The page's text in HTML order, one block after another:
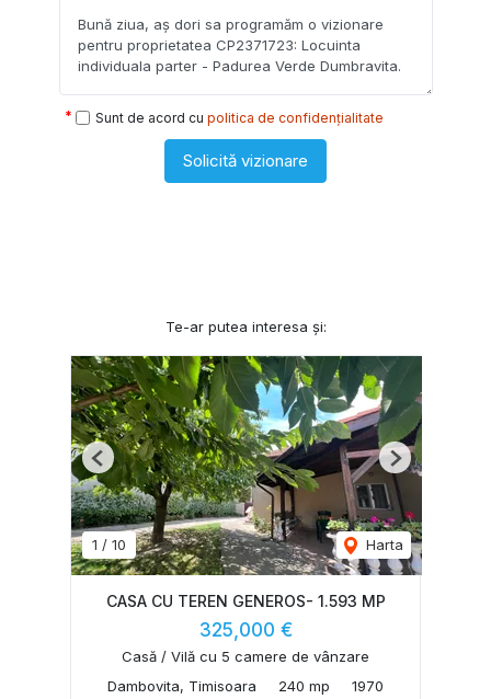
Sunt de acord cu politica de confidențialitate
Solicită vizionare
Te-ar putea interesa și:
1 / 10 Harta
Previous Next
CASA CU TEREN GENEROS- 1.593 MP
325,000 €
Casă / Vilă cu 5 camere de vânzare
Dambovita, Timisoara
240 mp 1970